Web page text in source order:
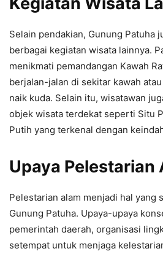
Selain pendakian, Gunung Patuha
berbagai kegiatan wisata lainnya.
menikmati pemandangan Kawah
berjalan-jalan di sekitar kawah
naik kuda. Selain itu, wisatawan
objek wisata terdekat seperti Situ
Putih yang terkenal dengan
Upaya Pelestarian
Pelestarian alam menjadi hal yang
Gunung Patuha. Upaya-upaya
pemerintah daerah, organisasi
setempat untuk menjaga